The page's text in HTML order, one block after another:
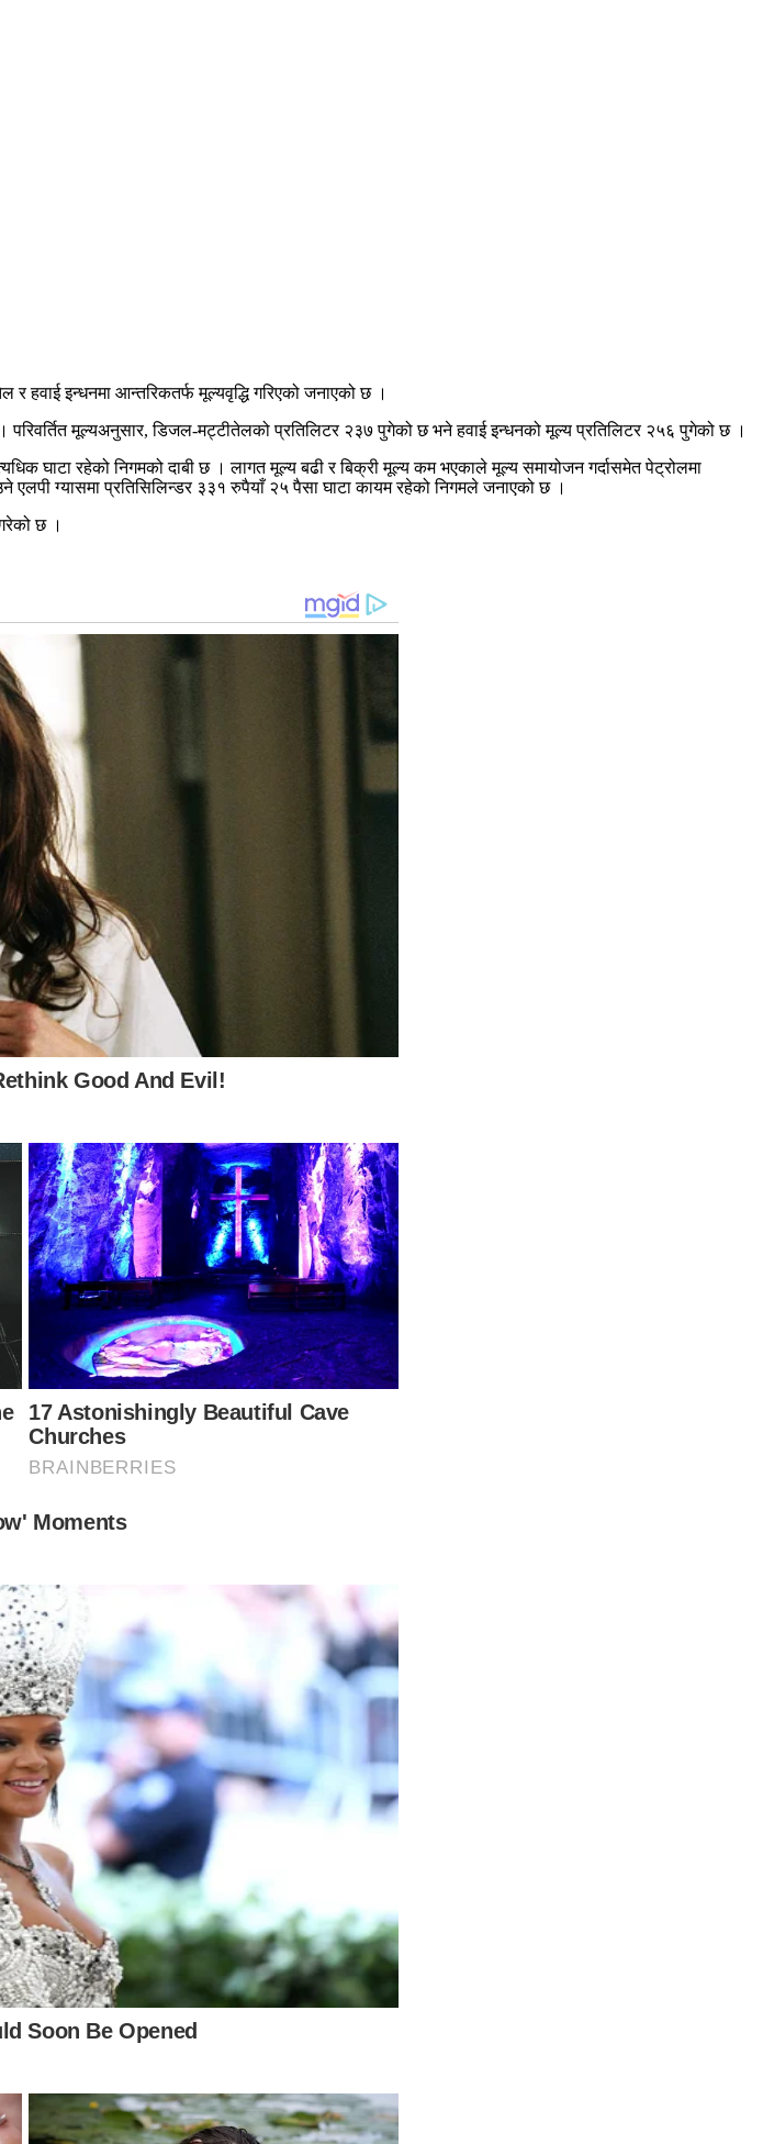
हवाई इन्धनमा आन्तरिकतर्फ मूल्यवृद्धि गरिएको जनाएको छ ।
परिवर्तित मूल्यअनुसार, डिजल-मट्टीतेलको प्रतिलिटर २३७ पुगेको छ भने हवाई इन्धनको मूल्य प्रतिलिटर २५६ पुगेको छ ।
घाटा रहेको निगमको दाबी छ । लागत मूल्य बढी र बिक्री मूल्य कम भएकाले मूल्य समायोजन गर्दासमेत पेट्रोलमा
ग्यासमा प्रतिसिलिन्डर ३३१ रुपैयाँ २५ पैसा घाटा कायम रहेको निगमले जनाएको छ ।
छ ।